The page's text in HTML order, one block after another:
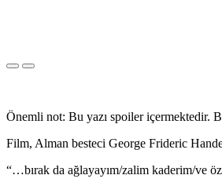
Önemli not: Bu yazı spoiler
Film, Alman besteci George Frideric
“…bırak da ağlayayım/zalim kaderim/ve